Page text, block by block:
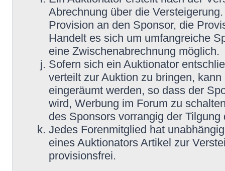
Abrechnung über die
Provision an den Sponsor, die
Handelt es sich um umfangreiche
eine Zwischenabrechnung möglich.
Sofern sich ein Auktionator
verteilt zur Auktion zu bringen,
eingeräumt werden, so dass der
wird, Werbung im Forum zu
des Sponsors vorrangig der Tilgung
Jedes Forenmitglied hat
eines Auktionators Artikel zur
provisionsfrei.